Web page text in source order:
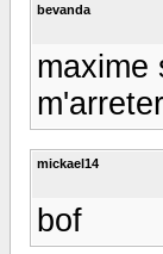
bevanda
maxime
mickael14
bof